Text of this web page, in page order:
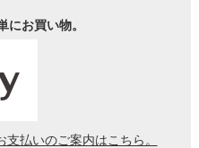
お買い物。
払いのご案内はこちら。